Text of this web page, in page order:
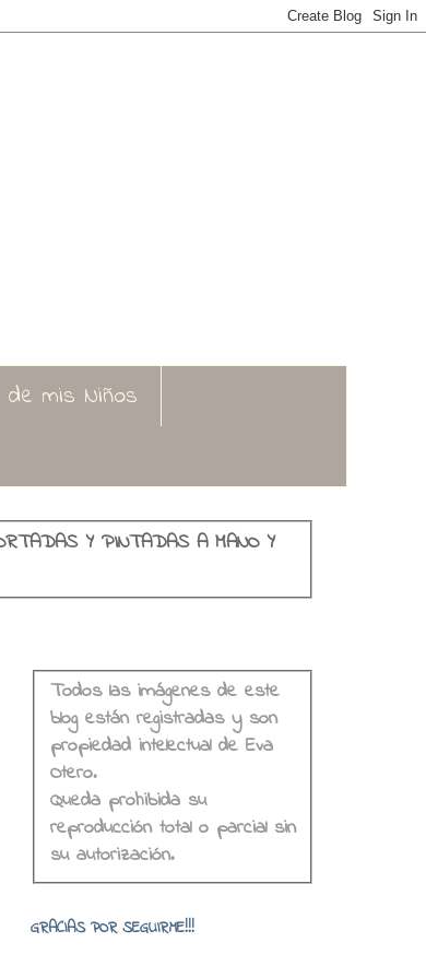
de mis Niños
Y PINTADAS A MANO Y
Todos las imágenes de este
blog están registradas y son
propiedad intelectual de Eva
Otero.
Queda prohibida su
reproducción total o parcial sin
su autorización.
GRACIAS POR SEGUIRME!!!